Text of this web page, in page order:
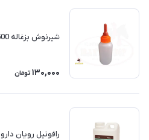
شیرنوش بزغاله 500میلی گیلا
130,000 تومان
رافونیل رویان دارو